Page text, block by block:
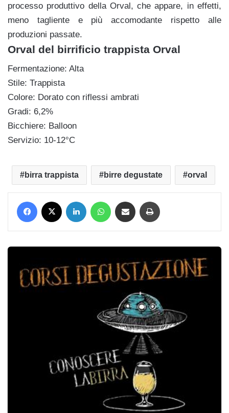
processo produttivo della Orval, che appare, in effetti,
meno tagliente e più accomodante rispetto alle
produzioni passate.
Orval del birrificio trappista Orval
Fermentazione: Alta
Stile: Trappista
Colore: Dorato con riflessi ambrati
Gradi: 6,2%
Bicchiere: Balloon
Servizio: 10-12°C
birra trappista birre degustate orval
Facebook LinkedIn WhatsApp Condividi via mail